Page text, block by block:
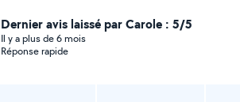
Dernier avis laissé par Carole : 5/5
Il y a plus de 6 mois
Réponse rapide